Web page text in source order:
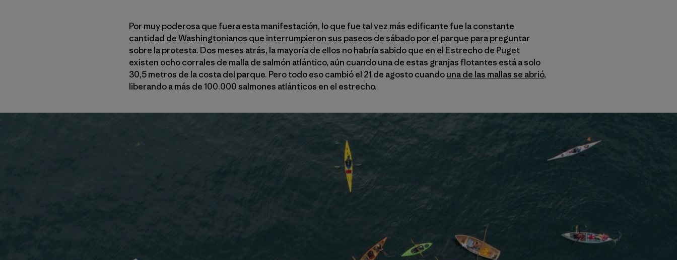
Por muy poderosa que fuera esta manifestación, lo que fue tal vez más edificante fue la constante
cantidad de Washingtonianos que interrumpieron sus paseos de sábado por el parque para preguntar
sobre la protesta. Dos meses atrás, la mayoría de ellos no habría sabido que en el Estrecho de Puget
existen ocho corrales de malla de salmón atlántico, aún cuando una de estas granjas flotantes está a solo
30,5 metros de la costa del parque. Pero todo eso cambió el 21 de agosto cuandouna de las mallas se abrió,
liberando a más de 100.000 salmones atlánticos en el estrecho.